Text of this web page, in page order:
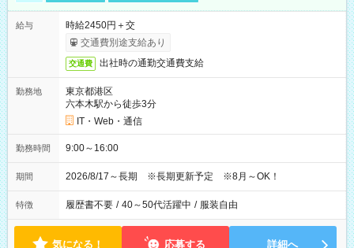
給与
時給2450円＋交
交通費別途支給あり
交通費 出社時の通勤交通費支給
勤務地
東京都港区
六本木駅から徒歩3分
IT・Web・通信
勤務時間 9:00～16:00
期間 2026/8/17～長期 ※長期更新予定 ※8月～OK！
特徴 履歴書不要 / 40～50代活躍中 / 服装自由
気になる！ 応募する 詳細へ